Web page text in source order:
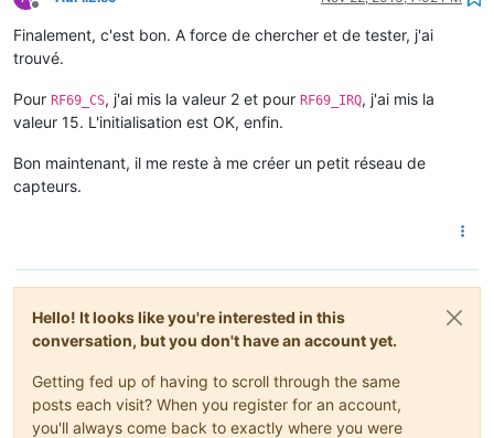
Offline
Finalement, c'est bon. A force de chercher et de tester, j'ai
trouvé.
Pour RF69_CS, j'ai mis la valeur 2 et pour RF69_IRQ, j'ai mis la
valeur 15. L'initialisation est OK, enfin.
Bon maintenant, il me reste à me créer un petit réseau de
capteurs.
Hello! It looks like you're interested in this
conversation, but you don't have an account yet.
Getting fed up of having to scroll through the same
posts each visit? When you register for an account,
you'll always come back to exactly where you were